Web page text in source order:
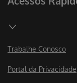
Trabalhe Conosco
Portal da Privacidade